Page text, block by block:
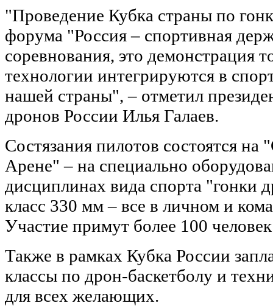
"Проведение Кубка страны по
форума "Россия – спортивная
соревнования, это демонстрация
технологии интегрируются в
нашей страны", – отметил
дронов России Илья Галаев.
Состязания пилотов состоятся
Арене" – на специально
дисциплинах вида спорта "гонки
класс 330 мм – все в личном и
Участие примут более 100
Также в рамках Кубка России
классы по дрон-баскетболу и
для всех желающих.